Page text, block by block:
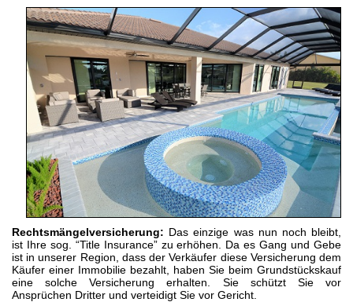
Rechtsmängelversicherung: Das einzige was nun noch bleibt,
ist Ihre sog. “Title Insurance” zu erhöhen. Da es Gang und Gebe
ist in unserer Region, dass der Verkäufer diese Versicherung dem
Käufer einer Immobilie bezahlt, haben Sie beim Grundstückskauf
eine solche Versicherung erhalten. Sie schützt Sie vor
Ansprüchen Dritter und verteidigt Sie vor Gericht.